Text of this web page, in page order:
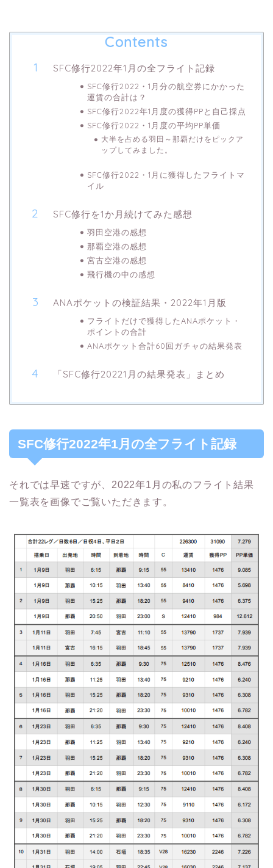
Contents
SFC修行2022年1月の全フライト記録
SFC修行2022・1月分の航空券にかかった
運賃の合計は？
SFC修行2022年1月度の獲得PPと自己採点
SFC修行2022・1月度の平均PP単価
大半を占める羽田～那覇だけをピックア
ップしてみました。
SFC修行2022・1月に獲得したフライトマ
イル
SFC修行を1か月続けてみた感想
羽田空港の感想
那覇空港の感想
宮古空港の感想
飛行機の中の感想
ANAポケットの検証結果・2022年1月版
フライトだけで獲得したANAポケット・
ポイントの合計
ANAポケット合計60回ガチャの結果発表
「SFC修行20221月の結果発表」まとめ
SFC修行2022年1月の全フライト記録
それでは早速ですが、2022年1月の私のフライト結果
一覧表を画像でご覧いただきます。